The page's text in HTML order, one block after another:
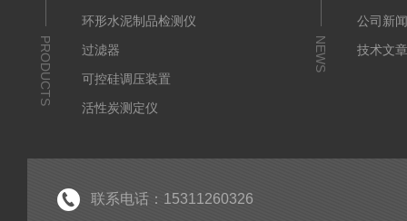
PRODUCTS
环形水泥制品检测仪
过滤器
可控硅调压装置
活性炭测定仪
NEWS
公司新
技术文
联系电话：15311260326